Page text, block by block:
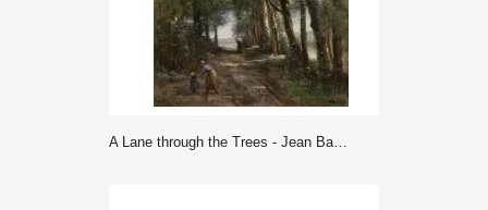
A Lane through the Trees - Jean Baptiste Camille Corot